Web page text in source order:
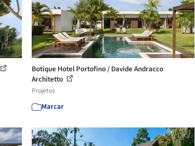
Botique Hotel Portofino / Davide Andracco
Architetto
Projetos
Marcar